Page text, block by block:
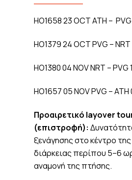
HO1658 23 OCT ATH –
HO1379 24 OCT PVG –
HO1380 04 NOV NRT – PVG
HO1657 05 NOV PVG – ATH
Προαιρετικό layover
(επιστροφή):
ξενάγησης στο κέντρο
διάρκειας περίπου 5–6
αναμονή της πτήσης.